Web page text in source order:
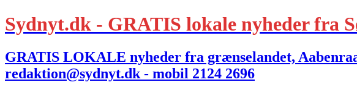
Sydnyt.dk - GRATIS lokale nyheder fra
GRATIS LOKALE nyheder fra grænselandet,
redaktion@sydnyt.dk - mobil 2124 2696